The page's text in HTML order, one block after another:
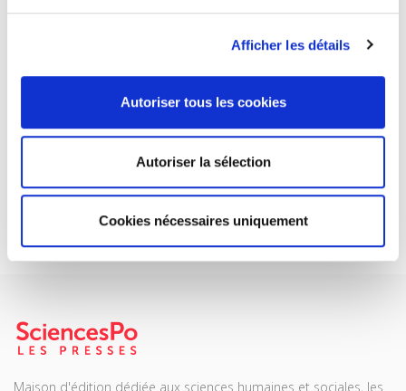
Afficher les détails
Autoriser tous les cookies
Autoriser la sélection
Cookies nécessaires uniquement
ABONNEZ-VOUS À NOS
REVUES
Je m’abonne
Maison d'édition dédiée aux sciences humaines et sociales, les